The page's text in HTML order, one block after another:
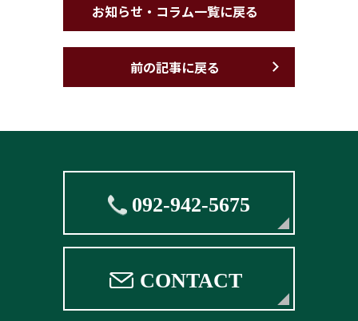
お知らせ・コラム一覧に戻る
前の記事に戻る
092-942-5675
CONTACT